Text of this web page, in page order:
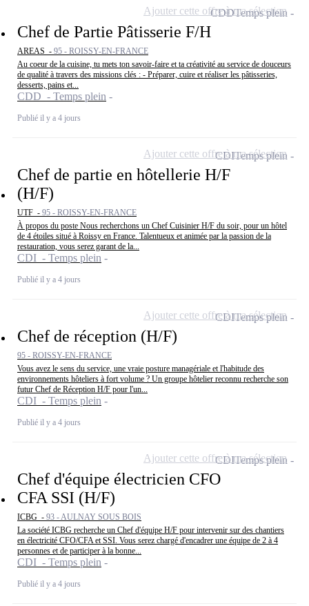
Chef de Partie Pâtisserie F/H
AREAS - 95 - ROISSY-EN-FRANCE
Au coeur de la cuisine, tu mets ton savoir-faire et ta créativité au service de douceurs
de qualité à travers des missions clés : - Préparer, cuire et réaliser les pâtisseries,
desserts, pains et...
CDD - Temps plein
Publié il y a 4 jours
CDDTemps plein
Ajouter cette offre à ma sélection
Chef de partie en hôtellerie H/F
(H/F)
UTF - 95 - ROISSY-EN-FRANCE
À propos du poste Nous recherchons un Chef Cuisinier H/F du soir, pour un hôtel
de 4 étoiles situé à Roissy en France. Talentueux et animée par la passion de la
restauration, vous serez garant de la...
CDI - Temps plein
Publié il y a 4 jours
CDITemps plein
Ajouter cette offre à ma sélection
Chef de réception (H/F)
95 - ROISSY-EN-FRANCE
Vous avez le sens du service, une vraie posture managériale et l'habitude des
environnements hôteliers à fort volume ? Un groupe hôtelier reconnu recherche son
futur Chef de Réception H/F pour l'un...
CDI - Temps plein
Publié il y a 4 jours
CDITemps plein
Ajouter cette offre à ma sélection
Chef d'équipe électricien CFO
CFA SSI (H/F)
ICBG - 93 - AULNAY SOUS BOIS
La société ICBG recherche un Chef d'équipe H/F pour intervenir sur des chantiers
en électricité CFO/CFA et SSI. Vous serez chargé d'encadrer une équipe de 2 à 4
personnes et de participer à la bonne...
CDI - Temps plein
Publié il y a 4 jours
CDITemps plein
Ajouter cette offre à ma sélection